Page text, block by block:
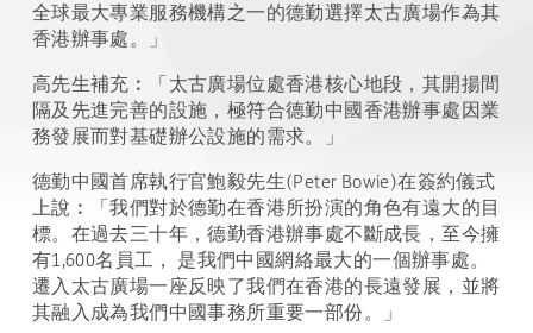
全球最大專業服務機構之一的德勤選擇太古廣場作為其
香港辦事處。」
高先生補充︰「太古廣場位處香港核心地段，其開揚間
隔及先進完善的設施，極符合德勤中國香港辦事處因業
務發展而對基礎辦公設施的需求。」
德勤中國首席執行官鮑毅先生(Peter Bowie)在簽約儀式
上說︰「我們對於德勤在香港所扮演的角色有遠大的目
標。在過去三十年，德勤香港辦事處不斷成長，至今擁
有1,600名員工， 是我們中國網絡最大的一個辦事處。
遷入太古廣場一座反映了我們在香港的長遠發展，並將
其融入成為我們中國事務所重要一部份。」